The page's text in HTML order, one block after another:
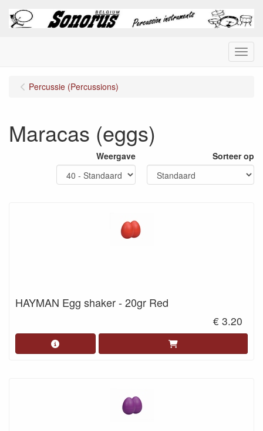
Menu
Percussie (Percussions)
Maracas (eggs)
Weergave Sorteer op
HAYMAN Egg shaker - 20gr Red
€ 3.20